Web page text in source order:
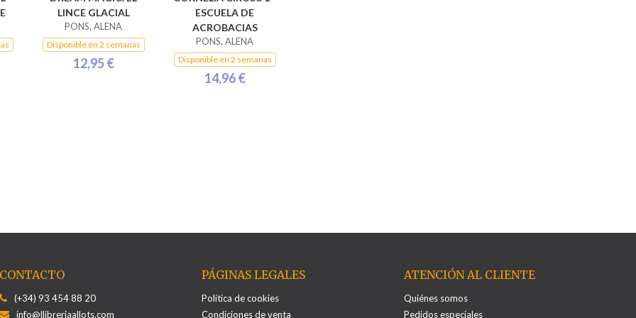
LINCE GLACIAL
PONS, ALENA
Disponible en 2 semanas
12,95 €
ESCUELA DE
ACROBACIAS
PONS, ALENA
Disponible en 2 semanas
14,96 €
CONTACTO
(+34) 93 454 88 20
info@llibreriaallots.com
PÁGINAS LEGALES
Política de cookies
Condiciones de venta
ATENCIÓN AL CLIENTE
Quiénes somos
Pedidos especiales